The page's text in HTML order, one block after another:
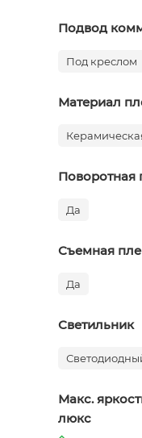
Подвод
Под креслом
Материал
Поворотная
Да
Съемная
Да
Светильник
Макс.
люкс